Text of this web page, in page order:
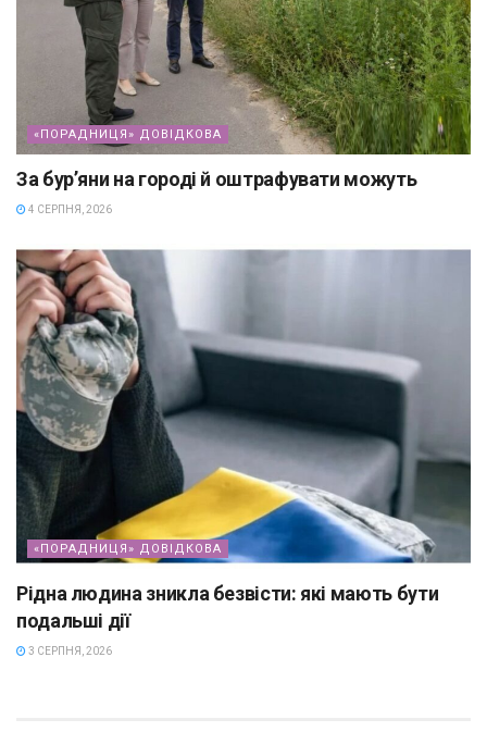
«ПОРАДНИЦЯ» ДОВІДКОВА
За бур’яни на городі й оштрафувати можуть
4 СЕРПНЯ, 2026
«ПОРАДНИЦЯ» ДОВІДКОВА
Рідна людина зникла безвісти: які мають бути
подальші дії
3 СЕРПНЯ, 2026